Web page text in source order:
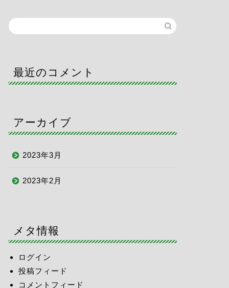
最近のコメント
アーカイブ
2023年3月
2023年2月
メタ情報
ログイン
投稿フィード
コメントフィード